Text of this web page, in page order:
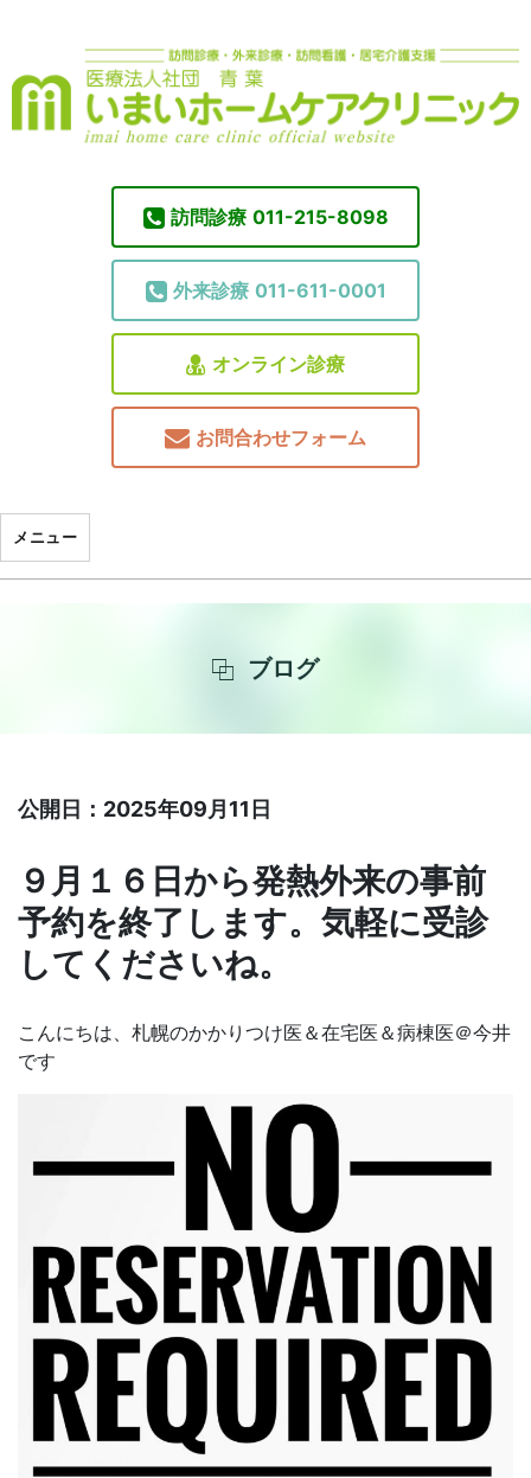
訪問診療 011-215-8098
外来診療 011-611-0001
オンライン診療
お問合わせフォーム
メニュー
ブログ
公開日：2025年09月11日
９月１６日から発熱外来の事前
予約を終了します。気軽に受診
してくださいね。
こんにちは、札幌のかかりつけ医＆在宅医＆病棟医＠今井
です